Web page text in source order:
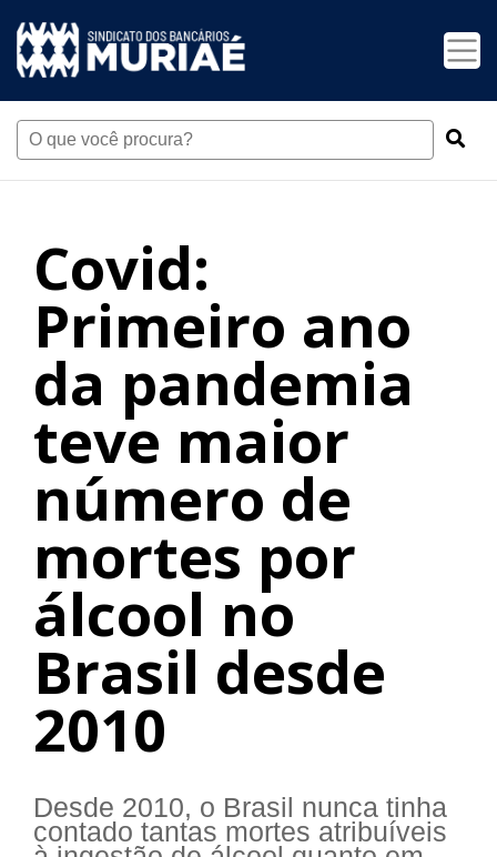
Covid:
Primeiro ano
da pandemia
teve maior
número de
mortes por
álcool no
Brasil desde
2010
Desde 2010, o Brasil nunca tinha
contado tantas mortes atribuíveis